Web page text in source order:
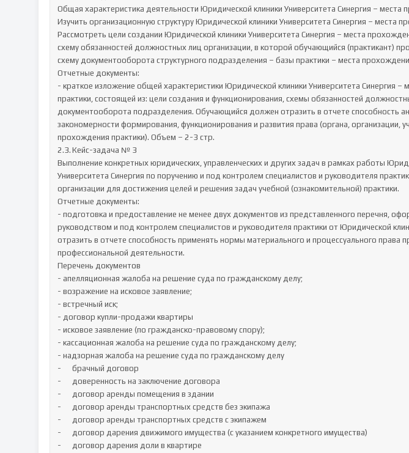
Общая характеристика деятельности Юридической клиники Университета Синергия – места
Изучить организационную структуру Юридической клиники Университета Синергия – места
Рассмотреть цели создании Юридической клиники Университета Синергия – места
схему обязанностей должностных лиц организации, в которой обучающийся (практикант)
схему документооборота структурного подразделения – базы практики – места
Отчетные документы:
- краткое изложение общей характеристики Юридической клиники Университета Синергия –
практики, состоящей из: цели создания и функционирования, схемы обязанностей
документооборота подразделения. Обучающийся должен отразить в отчете способность
закономерности формирования, функционирования и развития права (органа, организации,
прохождения практики). Объем – 2-3 стр.
2.3.	Кейс-задача № 3
Выполнение конкретных юридических, управленческих и других задач в рамках работы
Университета Синергия по поручению и под контролем специалистов и руководителя
организации для достижения целей и решения задач учебной (ознакомительной) практики.
Отчетные документы:
- подготовка и предоставление не менее двух документов из представленного перечня,
руководством и под контролем специалистов и руководителя практики от Юридической
отразить в отчете способность применять нормы материального и процессуального права
профессиональной деятельности.
Перечень документов
- апелляционная жалоба на решение суда по гражданскому делу;
- возражение на исковое заявление;
- встречный иск;
- договор купли-продажи квартиры
- исковое заявление (по гражданско-правовому спору);
- кассационная жалоба на решение суда по гражданскому делу;
- надзорная жалоба на решение суда по гражданскому делу
-	брачный договор
-	доверенность на заключение договора
-	договор аренды помещения в здании
-	договор аренды транспортных средств без экипажа
-	договор аренды транспортных средств с экипажем
-	договор дарения движимого имущества (с указанием конкретного имущества)
-	договор дарения доли в квартире